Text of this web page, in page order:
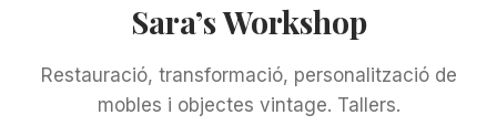
Sara’s Workshop
Restauració, transformació, personalització de
mobles i objectes vintage. Tallers.